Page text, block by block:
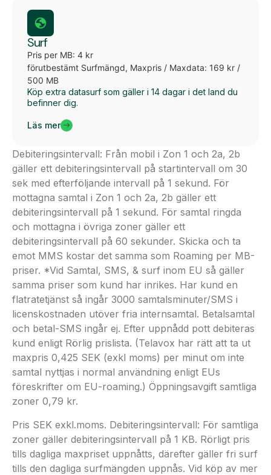
Surf
Pris per MB: 4 kr
förutbestämt Surfmängd, Maxpris / Maxdata: 169 kr /
500 MB
Köp extra datasurf som gäller i 14 dagar i det land du
befinner dig.
Läs mer
Debiteringsintervall: Från mobil i Zon 1 och 2a, 2b
gäller ett debiteringsintervall på startintervall om 30
sek med efterföljande intervall på 1 sekund. För
mottagna samtal i Zon 1 och 2a, 2b gäller ett
debiteringsintervall på 1 sekund. För samtal ringda
och mottagna i övriga zoner gäller ett
debiteringsintervall på 60 sekunder. Skicka och ta
emot MMS kostar det samma som Roaming per MB-
priser. *Vid Samtal, SMS, & surf inom EU så gäller
samma priser som kund har inrikes. Har kund en
flatratetjänst så ingår 3000 samtalsminuter/SMS i
licenskostnaden utöver fria internsamtal. Betalsamtal
och betal-SMS ingår ej. Efter uppnådd pott debiteras
kund enligt Rörlig prislista. (Telavox har rätt att ta ut
maxpris 0,425 SEK (exkl moms) per minut om inte
samtal nyttjas i normal användning enligt EUs
föreskrifter om EU-roaming.) Öppningsavgift samtliga
zoner 0,79 kr.
Pris SEK exkl.moms. Debiteringsintervall: För samtliga
zoner gäller debiteringsintervall på 1 KB. Rörligt pris
tills dagliga maxpriset uppnåtts, därefter gäller fri surf
tills den dagliga surfmängden uppnås. Vid köp av mer